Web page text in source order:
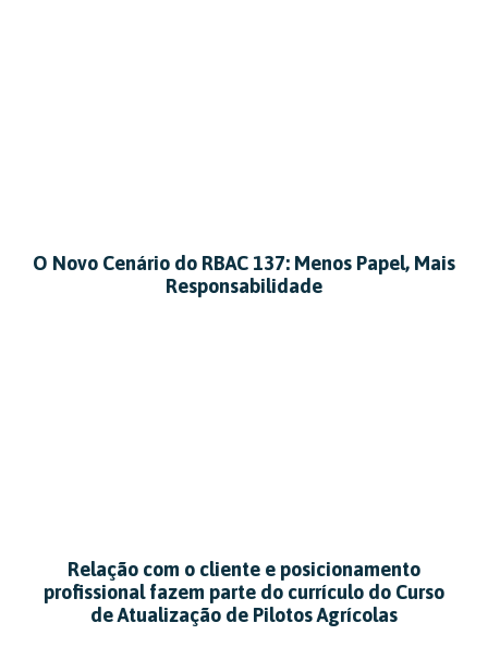
O Novo Cenário do RBAC 137: Menos Papel, Mais
Responsabilidade
Relação com o cliente e posicionamento
profissional fazem parte do currículo do Curso
de Atualização de Pilotos Agrícolas